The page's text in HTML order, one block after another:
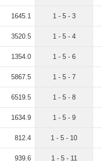
1645.1
3520.5
1354.0
5867.5
6519.5
1634.9
812.4
939.6
1 - 5 - 3
1 - 5 - 4
1 - 5 - 6
1 - 5 - 7
1 - 5 - 8
1 - 5 - 9
1 - 5 - 10
1 - 5 - 11